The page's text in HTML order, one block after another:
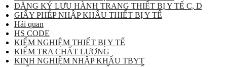
ĐĂNG KÝ LƯU HÀNH TRANG THIẾT BỊ Y TẾ C, D
GIẤY PHÉP NHẬP KHẨU THIẾT BỊ Y TẾ
Hải quan
HS CODE
KIỂM NGHIỆM THIẾT BỊ Y TẾ
KIỂM TRA CHẤT LƯỢNG
KINH NGHIỆM NHẬP KHẨU TBYT